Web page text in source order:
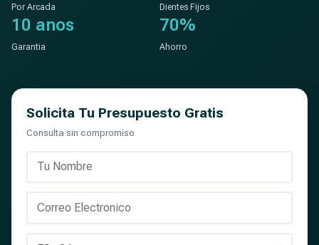
Por Arcada Dientes Fijos
10 anos
Garantia
70%
Ahorro
Solicita Tu Presupuesto Gratis
Consulta sin compromiso